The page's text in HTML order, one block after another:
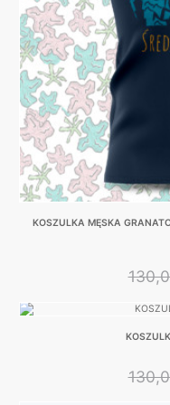
KOSZULKA MĘSKA